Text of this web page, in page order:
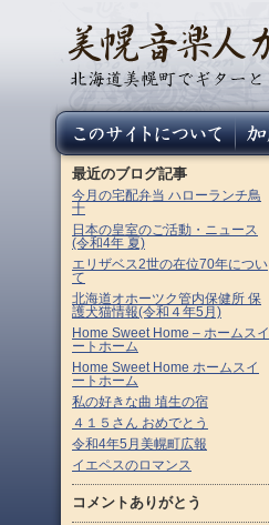
最近のブログ記事
今月の宅配弁当 ハローランチ鳥
十
日本の皇室のご活動・ニュース
(令和4年 夏)
エリザベス2世の在位70年につい
て
北海道オホーツク管内保健所 保
護犬猫情報(令和４年5月)
Home Sweet Home – ホームスイ
ートホーム
Home Sweet Home ホームスイ
ートホーム
私の好きな曲 埴生の宿
４１５さん おめでとう
令和4年5月美幌町広報
イエペスのロマンス
コメントありがとう